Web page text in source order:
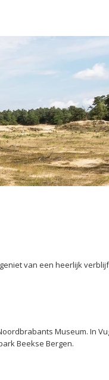
van een heerlijk
Museum. In
Beekse Bergen.